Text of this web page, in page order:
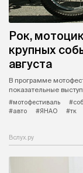
Рок,
крупных
августа
В программе
показательные
#мотофестиваль
#авто
#ЯНАО #тк
Вслух.ру